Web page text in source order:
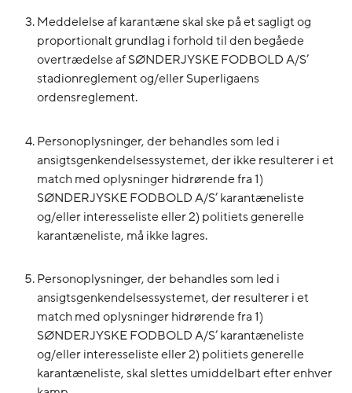
Meddelelse af karantæne skal ske på et sagligt og
proportionalt grundlag i forhold til den begåede
overtrædelse af SØNDERJYSKE FODBOLD A/S’
stadionreglement og/eller Superligaens
ordensreglement.
Personoplysninger, der behandles som led i
ansigtsgenkendelsessystemet, der ikke resulterer i et
match med oplysninger hidrørende fra 1)
SØNDERJYSKE FODBOLD A/S’ karantæneliste
og/eller interesseliste eller 2) politiets generelle
karantæneliste, må ikke lagres.
Personoplysninger, der behandles som led i
ansigtsgenkendelsessystemet, der resulterer i et
match med oplysninger hidrørende fra 1)
SØNDERJYSKE FODBOLD A/S’ karantæneliste
og/eller interesseliste eller 2) politiets generelle
karantæneliste, skal slettes umiddelbart efter enhver